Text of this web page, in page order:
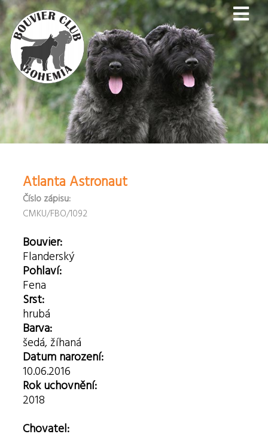
Atlanta Astronaut
Číslo zápisu:
CMKU/FBO/1092
Bouvier:
Flanderský
Pohlaví:
Fena
Srst:
hrubá
Barva:
šedá, žíhaná
Datum narození:
10.06.2016
Rok uchovnění:
2018
Chovatel: